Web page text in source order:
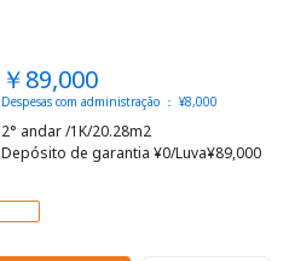
￥89,000
Despesas com administração ： ¥8,000
2° andar /1K/20.28m2
Depósito de garantia ¥0/Luva¥89,000